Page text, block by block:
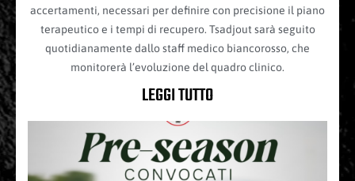
accertamenti, necessari per definire con precisione il piano
terapeutico e i tempi di recupero. Tsadjout sarà seguito
quotidianamente dallo staff medico biancorosso, che
monitorerà l’evoluzione del quadro clinico.
LEGGI TUTTO